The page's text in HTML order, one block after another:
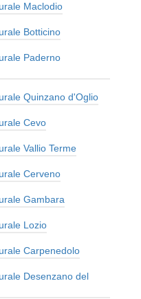
Maclodio
Botticino
Paderno
Quinzano d'Oglio
Cevo
Vallio Terme
Cerveno
Gambara
Lozio
Carpenedolo
Desenzano del